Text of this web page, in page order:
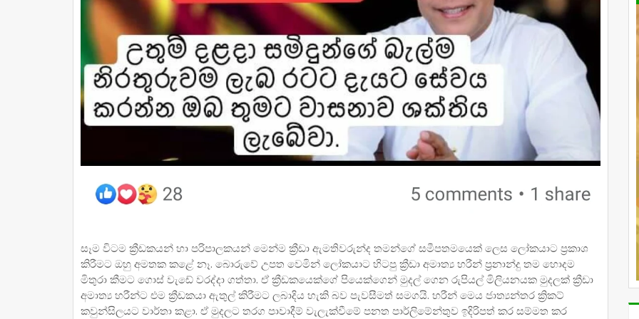
සෑම විටම ක්‍රීඩකයන් හා පරිපාලකයන් මෙන්ම ක්‍රීඩා ඇමතිවරුන්ද තමන්ගේ සමීපතමයෙක් ලෙස ලෝකයාට ප්‍රකාශ
කිරීමට ඔහු අමතක කළේ නෑ. බොරුවේ උපත වෙමින් ලෝකයාට හිටපු ක්‍රීඩා අමාත්‍ය හරීන් ප්‍රනාන්දු තම හොදම
මිතුරා කීමට ගොස් වැඩේ වරද්දා ගත්තා. ඒ ක්‍රීඩකයෙක්ගේ පියෙක්ගෙන් මුදල් ගෙන රුපියල් මිලියනයක මුදලක් ක්‍රීඩා
අමාත්‍ය හරීන්ට එම ක්‍රීඩකයා ඇතුල් කිරීමට ලබාදිය හැකි බව පැවසීමත් සමගයි. හරීන් මෙය ජාත්‍යන්තර ක්‍රිකට්
කවුන්සිලයට වාර්තා කළා. ඒ මුදලට තරග පාවාදීම් වැලැක්වීමේ පනත පාර්ලිමේන්තුව ඉදිරිපත් කර සම්මත කර